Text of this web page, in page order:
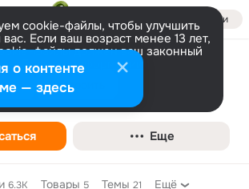
Войти
cookie-файлы, чтобы улучшить
Если ваш возраст менее 13 лет,
файлы должен ваш законный
Больше информации
все Настроить
обогреватели TEXTURE
Еще
6.3K Товары 5 Темы 21 Ещё
о контенте
— здесь